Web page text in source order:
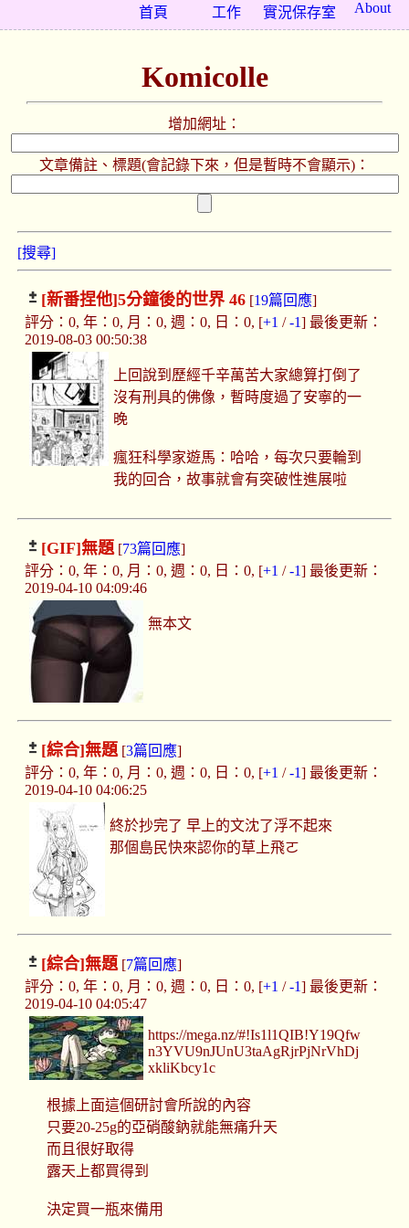
About
實況保存室
工作
首頁
Komicolle
增加網址：
文章備註、標題(會記錄下來，但是暫時不會顯示)：
[搜尋]
[新番捏他]5分鐘後的世界 46[19篇回應]
評分：0, 年：0, 月：0, 週：0, 日：0, [+1 /-1] 最後更新：
2019-08-03 00:50:38
上回說到歷經千辛萬苦大家總算打倒了
沒有刑具的佛像，暫時度過了安寧的一
晚
瘋狂科學家遊馬：哈哈，每次只要輪到
我的回合，故事就會有突破性進展啦
[GIF]無題[73篇回應]
評分：0, 年：0, 月：0, 週：0, 日：0, [+1 /-1] 最後更新：
2019-04-10 04:09:46
無本文
[綜合]無題[3篇回應]
評分：0, 年：0, 月：0, 週：0, 日：0, [+1 /-1] 最後更新：
2019-04-10 04:06:25
終於抄完了 早上的文沈了浮不起來
那個島民快來認你的草上飛ㄛ
[綜合]無題[7篇回應]
評分：0, 年：0, 月：0, 週：0, 日：0, [+1 /-1] 最後更新：
2019-04-10 04:05:47
https://mega.nz/#!Is1l1QIB!Y19Qfw
n3YVU9nJUnU3taAgRjrPjNrVhDj
xkliKbcy1c
根據上面這個研討會所說的內容
只要20-25g的亞硝酸鈉就能無痛升天
而且很好取得
露天上都買得到
決定買一瓶來備用